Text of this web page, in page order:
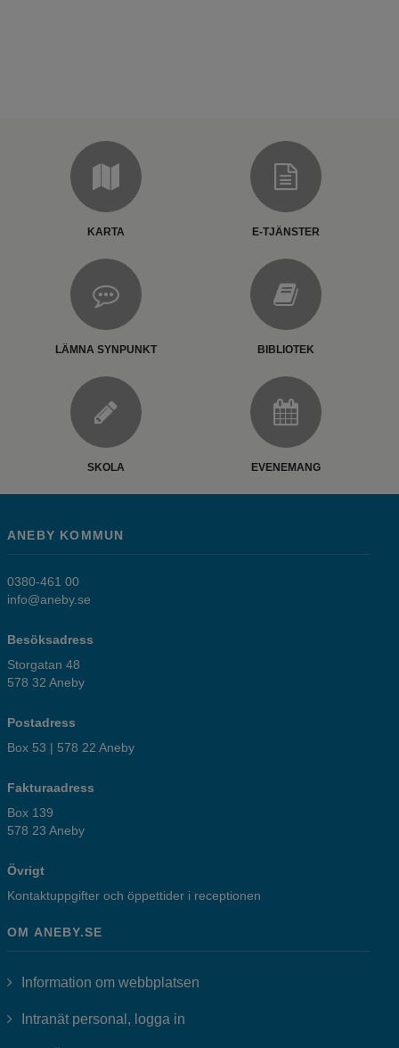
KARTA E-TJÄNSTER
LÄMNA SYNPUNKT BIBLIOTEK
SKOLA EVENEMANG
ANEBY KOMMUN
0380-461 00
info@aneby.se
Besöksadress
Storgatan 48
578 32 Aneby
Postadress
Box 53 | 578 22 Aneby
Fakturaadress
Box 139
578 23 Aneby
Övrigt
Kontaktuppgifter och öppettider i receptionen
OM ANEBY.SE
Information om webbplatsen
Intranät personal, logga in